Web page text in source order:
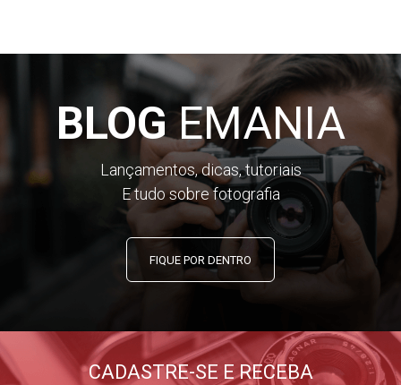
BLOGEMANIA
Lançamentos, dicas, tutoriais
E tudo sobre fotografia
FIQUE POR DENTRO
CADASTRE-SE E RECEBA